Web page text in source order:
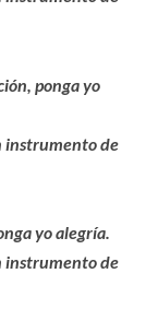
ponga yo
de
yo alegría.
de